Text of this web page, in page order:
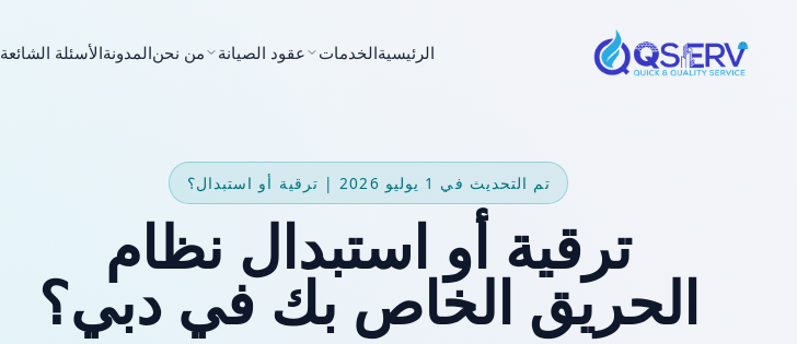
الرئيسيةالخدمات عقود الصيانة من نحنالمدونةالأسئلة الشائعة
تم التحديث في 1 يوليو 2026 | ترقية أو استبدال؟
ترقية أو استبدال نظام
الحريق الخاص بك في دبي؟